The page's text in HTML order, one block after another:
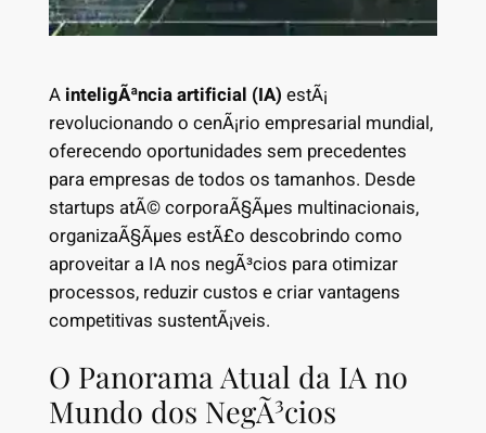
A inteligÃªncia artificial (IA) estÃ¡
revolucionando o cenÃ¡rio empresarial mundial,
oferecendo oportunidades sem precedentes
para empresas de todos os tamanhos. Desde
startups atÃ© corporaÃ§Ãµes multinacionais,
organizaÃ§Ãµes estÃ£o descobrindo como
aproveitar a IA nos negÃ³cios para otimizar
processos, reduzir custos e criar vantagens
competitivas sustentÃ¡veis.
O Panorama Atual da IA no
Mundo dos NegÃ³cios